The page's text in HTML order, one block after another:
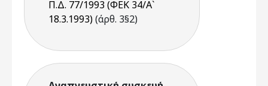
Π.Δ. 77/1993 (ΦΕΚ 34/Α`
18.3.1993)(άρθ. 3§2)